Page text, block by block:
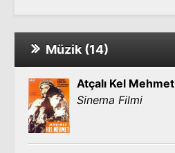
Müzik (14)
Atçalı Kel Mehmet
Sinema Filmi